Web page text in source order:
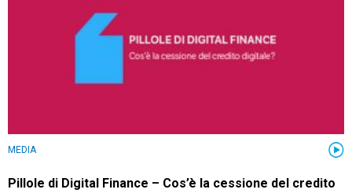
MEDIA
Pillole di Digital Finance – Cos’è la cessione del credito